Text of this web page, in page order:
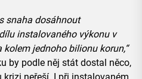
snaha dosáhnout
instalovaného výkonu v
jednoho bilionu korun,“
by podle něj stát dostal něco,
neřeší. I při instalovaném